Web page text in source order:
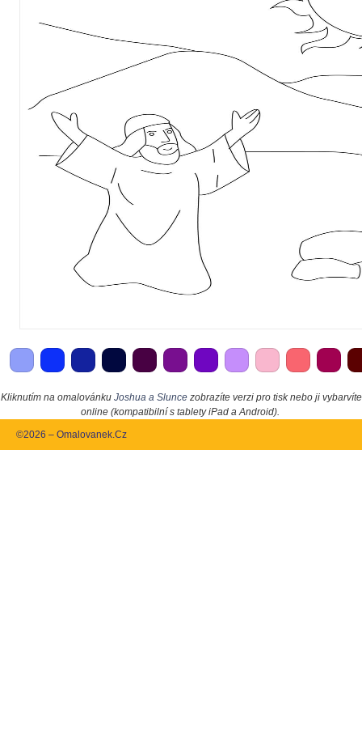
Kliknutím na omalovánku Joshua a Sluncezobrazíte verzi pro tisk nebo ji vybarvíte
online (kompatibilní s tablety iPad a Android).
©2026 – Omalovanek.Cz